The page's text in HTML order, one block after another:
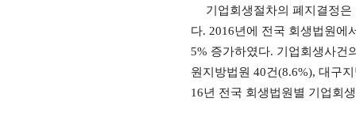
기업회생절차의 폐지결정
다. 2016년에 전국 회생법원에
5% 증가하였다. 기업회생사건
원지방법원 40건(8.6%), 대구
16년 전국 회생법원별 기업회